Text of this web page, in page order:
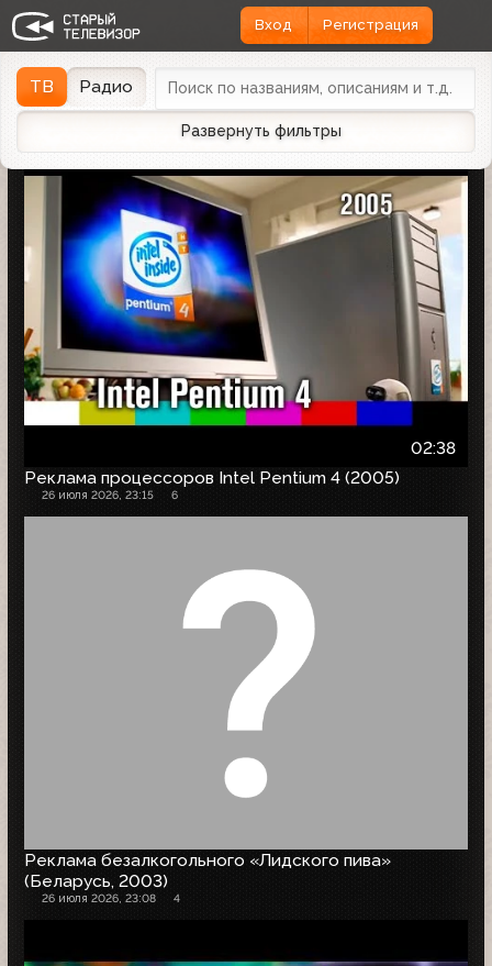
Вход Регистрация
ТВ Радио
Развернуть фильтры
Найдено 1166 записей Дата эфираДата заливки
02:38
Реклама процессоров Intel Pentium 4 (2005)
26 июля 2026, 23:15 6
Реклама безалкогольного «Лидского пива»
(Беларусь, 2003)
26 июля 2026, 23:08 4